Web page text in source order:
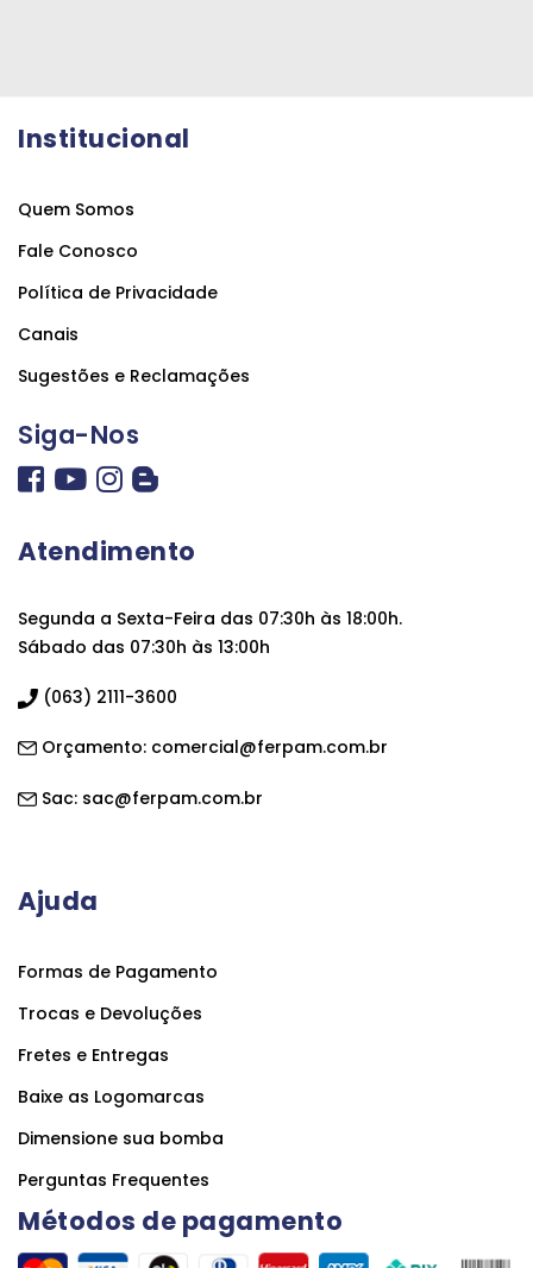
Institucional
Quem Somos
Fale Conosco
Política de Privacidade
Canais
Sugestões e Reclamações
Siga-Nos
Atendimento
Segunda a Sexta-Feira das 07:30h às 18:00h.
Sábado das 07:30h às 13:00h
(063) 2111-3600
Orçamento: comercial@ferpam.com.br
Sac: sac@ferpam.com.br
Ajuda
Formas de Pagamento
Trocas e Devoluções
Fretes e Entregas
Baixe as Logomarcas
Dimensione sua bomba
Perguntas Frequentes
Métodos de pagamento